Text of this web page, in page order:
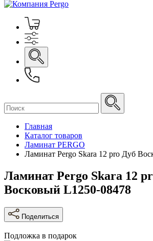
Главная
Каталог товаров
Ламинат PERGO
Ламинат Pergo Skara 12 pro Дуб
Ламинат Pergo Skara 12
Восковый L1250-08478
Поделиться
Подложка в подарок